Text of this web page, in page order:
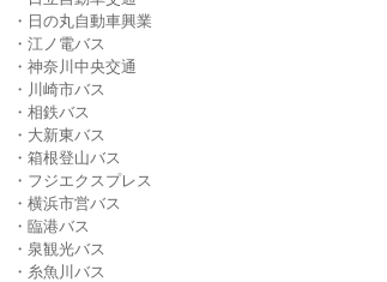
・日の丸自動車興業
・江ノ電バス
・神奈川中央交通
・川崎市バス
・相鉄バス
・大新東バス
・箱根登山バス
・フジエクスプレス
・横浜市営バス
・臨港バス
・泉観光バス
・糸魚川バス